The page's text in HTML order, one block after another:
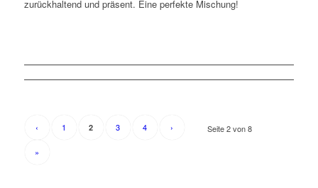
zurückhaltend und präsent. Eine perfekte Mischung!
Seite 2 von 8
‹ 1 2 3 4 ›
»